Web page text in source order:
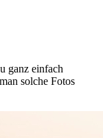
ganz einfach
solche Fotos